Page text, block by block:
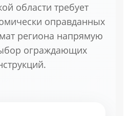
области требует
оправданных
региона напрямую
ограждающих